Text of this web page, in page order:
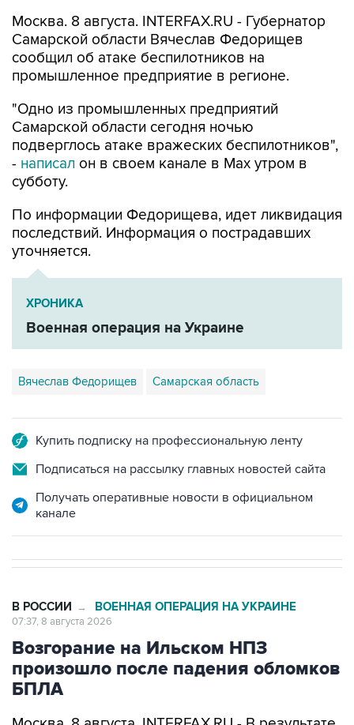
Москва. 8 августа. INTERFAX.RU - Губернатор
Самарской области Вячеслав Федорищев
сообщил об атаке беспилотников на
промышленное предприятие в регионе.
"Одно из промышленных предприятий
Самарской области сегодня ночью
подверглось атаке вражеских беспилотников",
- написал он в своем канале в Max утром в
субботу.
По информации Федорищева, идет ликвидация
последствий. Информация о пострадавших
уточняется.
ХРОНИКА
Военная операция на Украине
Вячеслав Федорищев Самарская область
Купить подписку на профессиональную ленту
Подписаться на рассылку главных новостей сайта
Получать оперативные новости в официальном
канале
В РОССИИ → ВОЕННАЯ ОПЕРАЦИЯ НА УКРАИНЕ
07:37, 8 августа 2026
Возгорание на Ильском НПЗ
произошло после падения обломков
БПЛА